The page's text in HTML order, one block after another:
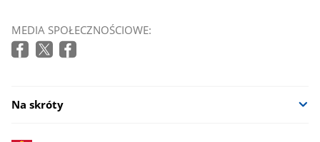
MEDIA SPOŁECZNOŚCIOWE:
Na skróty